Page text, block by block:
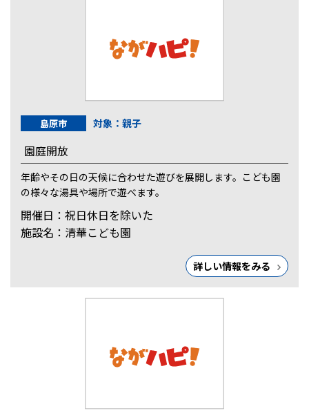
島原市 対象：親子
園庭開放
年齢やその日の天候に合わせた遊びを展開します。こども園
の様々な湯具や場所で遊べます。
開催日：祝日休日を除いた
施設名：清華こども園
詳しい情報をみる